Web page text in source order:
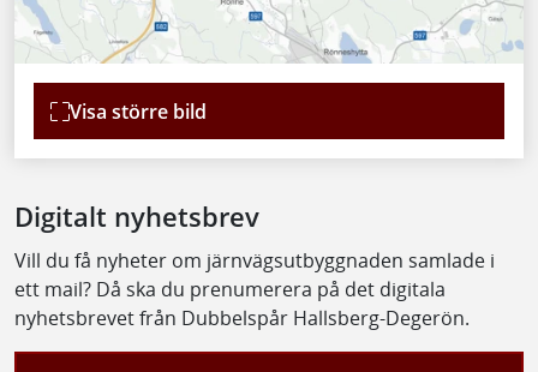
Visa större bild
Digitalt nyhetsbrev
Vill du få nyheter om järnvägsutbyggnaden samlade i
ett mail? Då ska du prenumerera på det digitala
nyhetsbrevet från Dubbelspår Hallsberg-Degerön.